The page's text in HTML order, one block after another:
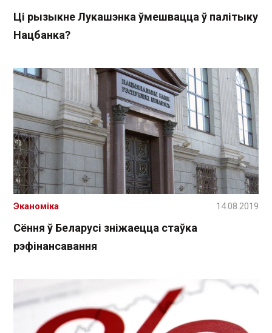
Ці рызыкне Лукашэнка ўмешвацца ў палітыку
Нацбанка?
Сёння ў Беларусі зніжаецца стаўка
рэфінансавання
Эканоміка 14.08.2019